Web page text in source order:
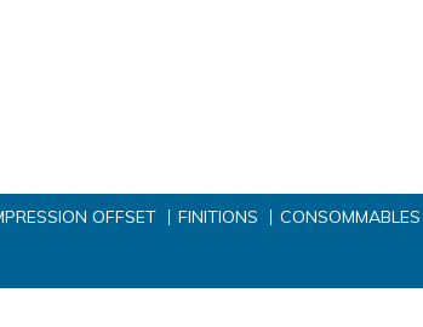
OFFSET FINITIONS CONSOMMABLES